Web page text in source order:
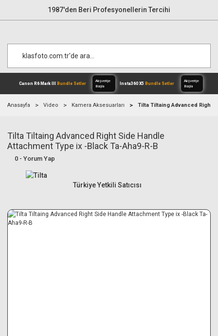
1987'den Beri Profesyonellerin Tercihi
Canon R6 Mark III Bundle Setler
Alışverişe
Anasayfa Video Kamera Aksesuarları Tilta Tiltaing Advanced Right
Tilta Tiltaing Advanced Right Side Handle
Attachment Type ix -Black Ta-Aha9-R-B
0 - Yorum Yap
Türkiye Yetkili Satıcısı